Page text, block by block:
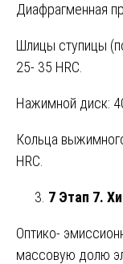
Диафрагменная
Шлицы ступицы
25- 35 HRC.
Нажимной диск:
Кольца
HRC.
7 Этап 7.
Оптико-
массовую долю